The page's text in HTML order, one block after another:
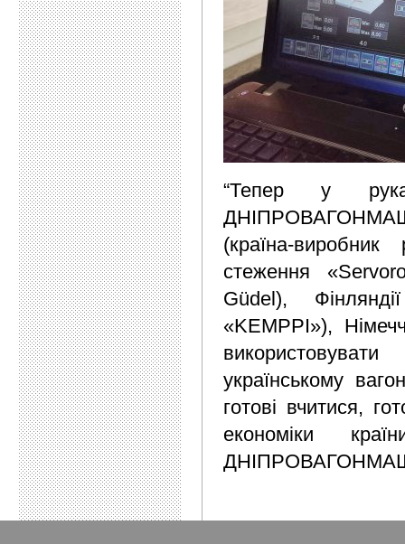
“Тепер у
(країна-
стеження
Güdel),
«KEMPPI»),
українському
готові вчитися,
економіки